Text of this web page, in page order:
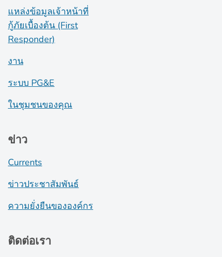
แหล่งข้อมูลเจ้าหน้าที่
กู้ภัยเบื้องต้น (First
Responder)
งาน
ระบบ PG&E
ในชุมชนของคุณ
ข่าว
Currents
ข่าวประชาสัมพันธ์
ความยั่งยืนขององค์กร
ติดต่อเรา